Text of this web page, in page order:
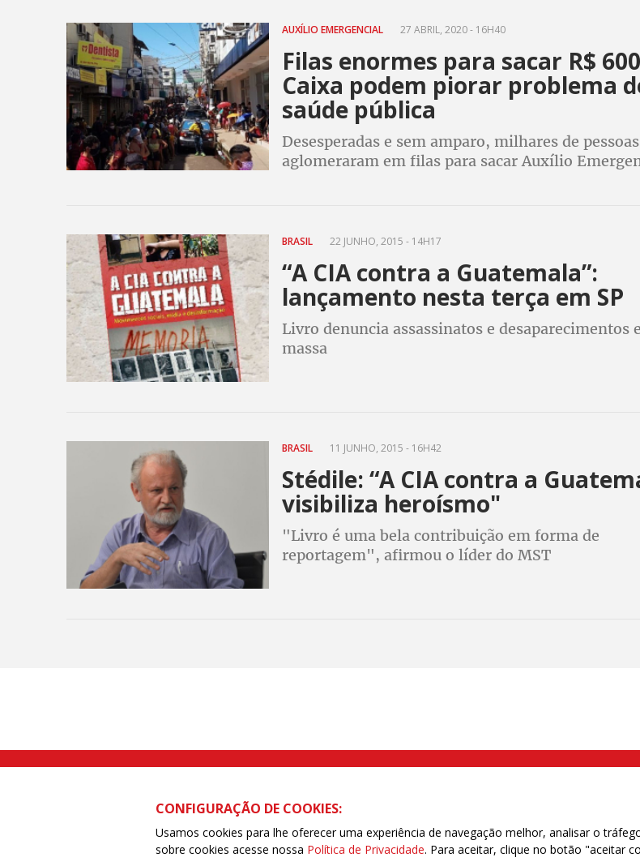
AUXÍLIO EMERGENCIAL 27 ABRIL, 2020 - 16H40
Filas enormes para sacar R$
Caixa podem piorar problema
saúde pública
Desesperadas e sem amparo, milhares de
aglomeraram em filas para sacar Auxílio
BRASIL 22 JUNHO, 2015 - 14H17
“A CIA contra a Guatemala”:
lançamento nesta terça em SP
Livro denuncia assassinatos e desaparecimentos
massa
BRASIL 11 JUNHO, 2015 - 16H42
Stédile: “A CIA contra a
visibiliza heroísmo"
"Livro é uma bela contribuição em forma de
reportagem", afirmou o líder do MST
Rua Caetano Pinto nº 575 CEP 03041-000 Brás, São Paulo/SP | Telefone (11) 2108 9200 - Fax (11)
CONFIGURAÇÃO DE COOKIES:
Usamos cookies para lhe oferecer uma experiência de navegação melhor, analisar o
sobre cookies acesse nossa Política de Privacidade. Para aceitar, clique no botão "aceitar